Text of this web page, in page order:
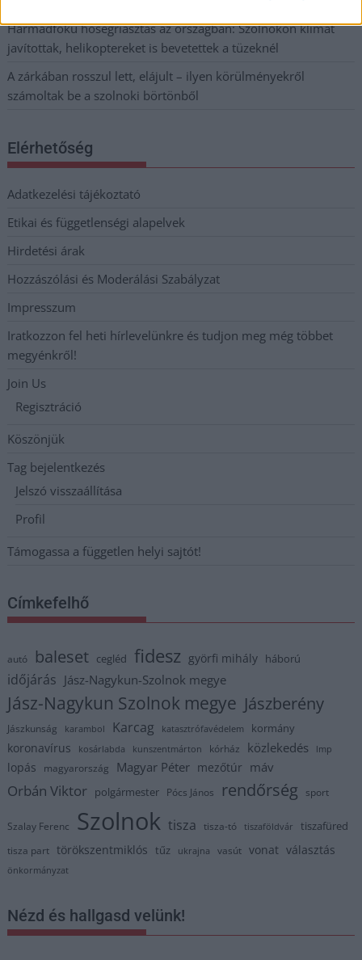
Harmadfokú hőségriasztás az országban: Szolnokon klímát
javítottak, helikoptereket is bevetettek a tüzeknél
A zárkában rosszul lett, elájult – ilyen körülményekről
számoltak be a szolnoki börtönből
Elérhetőség
Adatkezelési tájékoztató
Etikai és függetlenségi alapelvek
Hirdetési árak
Hozzászólási és Moderálási Szabályzat
Impresszum
Iratkozzon fel heti hírlevelünkre és tudjon meg még többet
megyénkről!
Join Us
Regisztráció
Köszönjük
Tag bejelentkezés
Jelszó visszaállítása
Profil
Támogassa a független helyi sajtót!
Címkefelhő
autó baleset cegléd fidesz györfi mihály háború
időjárás Jász-Nagykun-Szolnok megye
Jász-Nagykun Szolnok megye Jászberény
Jászkunság karambol Karcag katasztrófavédelem kormány
koronavírus kosárlabda kunszentmárton kórház közlekedés lmp
lopás magyarország Magyar Péter mezőtúr máv
Orbán Viktor polgármester Pócs János rendőrség sport
Szalay Ferenc Szolnok tisza tisza-tó tiszaföldvár tiszafüred
tisza part törökszentmiklós tűz ukrajna vasút vonat választás
önkormányzat
Nézd és hallgasd velünk!